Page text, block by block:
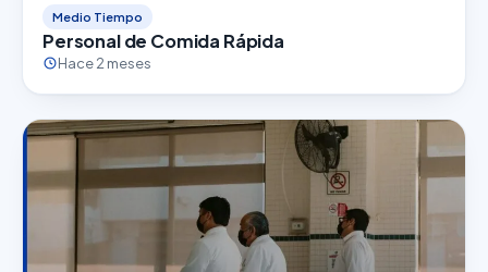
Medio Tiempo
Personal de Comida Rápida
Hace 2 meses